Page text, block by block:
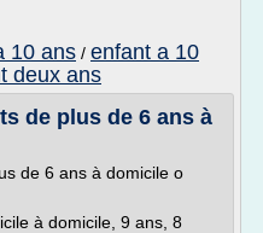
10 ans / enfant a 10
deux ans
de plus de 6 ans à
de 6 ans à domicile o
à domicile, 9 ans, 8